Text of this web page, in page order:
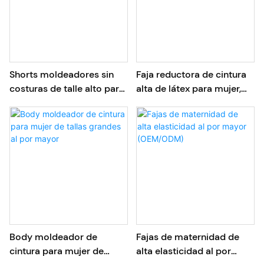
Shorts moldeadores sin
costuras de talle alto para
(venta al por mayor)
Faja reductora de cintura
alta de látex para mujer,
Body moldeador de
cintura para mujer de
Fajas de maternidad de
alta elasticidad al por